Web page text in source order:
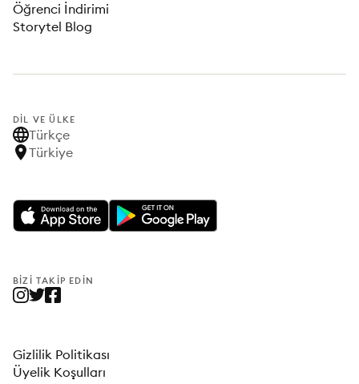
Öğrenci İndirimi
Storytel Blog
DIL VE ÜLKE
Türkçe
Türkiye
BIZI TAKIP EDIN
Gizlilik Politikası
Üyelik Koşulları